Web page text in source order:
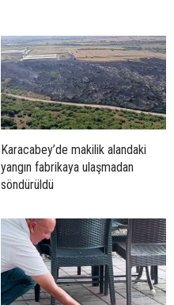
Karacabey’de makilik alandaki
yangın fabrikaya ulaşmadan
söndürüldü